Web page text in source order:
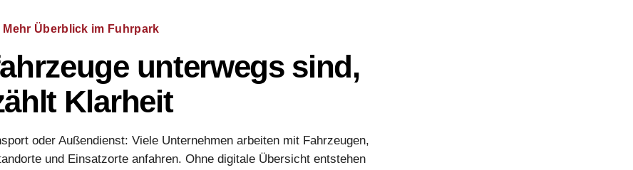
Mehr Überblick im Fuhrpark
unterwegs sind,
Klarheit
oder Außendienst: Viele Unternehmen arbeiten mit Fahrzeugen,
und Einsatzorte anfahren. Ohne digitale Übersicht entstehen